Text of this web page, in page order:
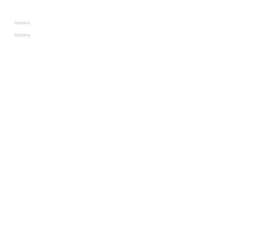
Reklama
Reklama